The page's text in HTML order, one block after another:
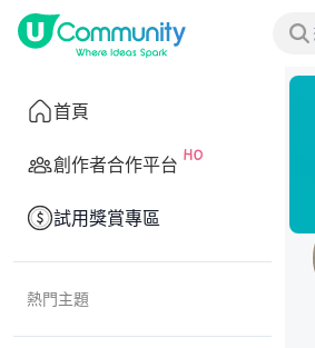
首頁
創作者合作平台
試用獎賞專區
熱門主題